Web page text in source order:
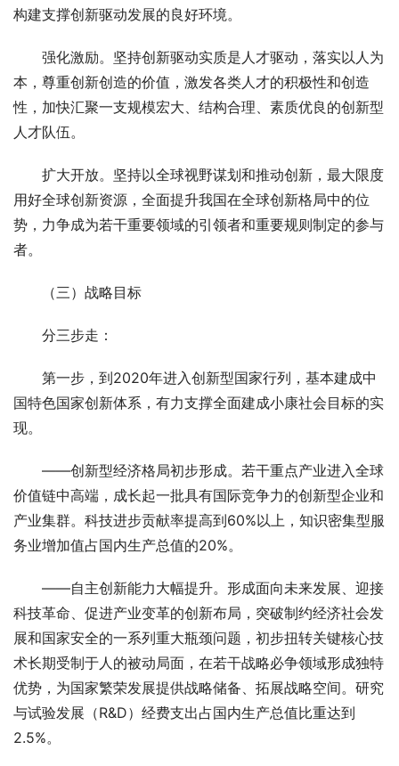
构建支撑创新驱动发展的良好环境。
强化激励。坚持创新驱动实质是人才驱动，落实以人为
本，尊重创新创造的价值，激发各类人才的积极性和创造
性，加快汇聚一支规模宏大、结构合理、素质优良的创新型
人才队伍。
扩大开放。坚持以全球视野谋划和推动创新，最大限度
用好全球创新资源，全面提升我国在全球创新格局中的位
势，力争成为若干重要领域的引领者和重要规则制定的参与
者。
（三）战略目标
分三步走：
第一步，到2020年进入创新型国家行列，基本建成中
国特色国家创新体系，有力支撑全面建成小康社会目标的实
现。
——创新型经济格局初步形成。若干重点产业进入全球
价值链中高端，成长起一批具有国际竞争力的创新型企业和
产业集群。科技进步贡献率提高到60%以上，知识密集型服
务业增加值占国内生产总值的20%。
——自主创新能力大幅提升。形成面向未来发展、迎接
科技革命、促进产业变革的创新布局，突破制约经济社会发
展和国家安全的一系列重大瓶颈问题，初步扭转关键核心技
术长期受制于人的被动局面，在若干战略必争领域形成独特
优势，为国家繁荣发展提供战略储备、拓展战略空间。研究
与试验发展（R&D）经费支出占国内生产总值比重达到
2.5%。